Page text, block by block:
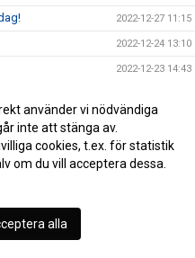
2022-12-27 11:15
2022-12-24 13:10
2022-12-23 14:43
2022-12-14 12:42
2022-12-13 11:37
2022-12-13 11:03
tillsammans"
använder vi nödvändiga
inte att stänga av.
cookies, t.ex. för statistik
om du vill acceptera dessa.
alla